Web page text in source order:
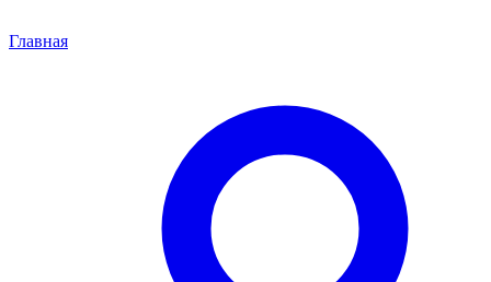
Главная